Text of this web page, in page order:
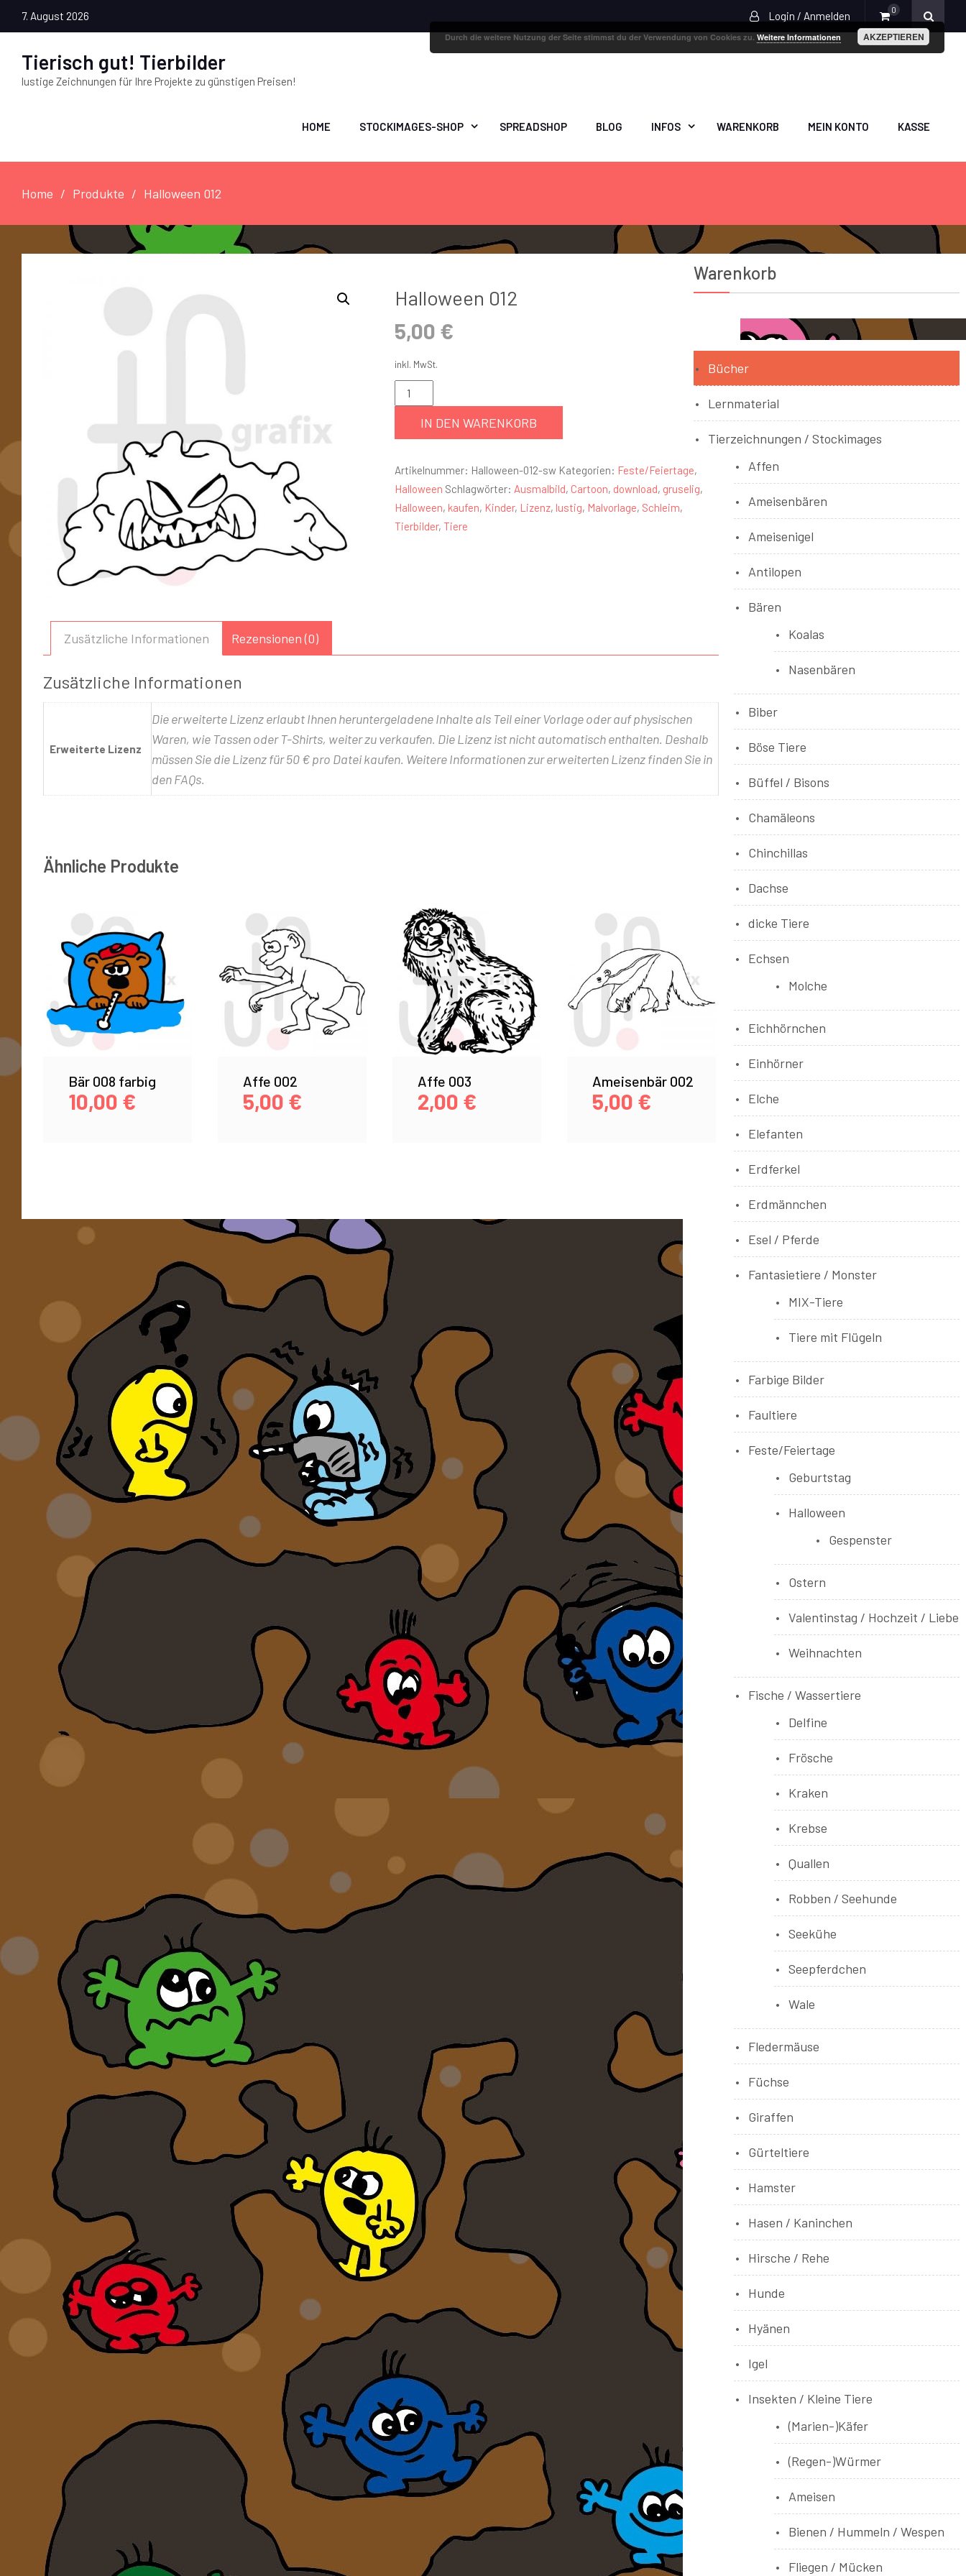
7. August 2026 Login / Anmelden 0
Tierisch gut! Tierbilder
lustige Zeichnungen für Ihre Projekte zu günstigen Preisen!
HOME STOCKIMAGES-SHOP SPREADSHOP BLOG INFOS WARENKORB MEIN KONTO KASSE
Home Produkte Halloween 012
Halloween 012
5,00 €
inkl. MwSt.
IN DEN WARENKORB
Artikelnummer: Halloween-012-sw Kategorien: Feste/Feiertage,
Halloween Schlagwörter: Ausmalbild, Cartoon, download, gruselig,
Halloween, kaufen, Kinder, Lizenz, lustig, Malvorlage, Schleim,
Tierbilder, Tiere
Zusätzliche Informationen Rezensionen (0)
Zusätzliche Informationen
Erweiterte Lizenz
Die erweiterte Lizenz erlaubt Ihnen heruntergeladene Inhalte als Teil einer Vorlage oder auf physischen
Waren, wie Tassen oder T-Shirts, weiter zu verkaufen. Die Lizenz ist nicht automatisch enthalten. Deshalb
müssen Sie die Lizenz für 50 € pro Datei kaufen. Weitere Informationen zur erweiterten Lizenz finden Sie in
den FAQs.
Ähnliche Produkte
Bär 008 farbig
10,00 €
Affe 002
5,00 €
Affe 003
2,00 €
Ameisenbär 002
5,00 €
Warenkorb
Bücher
Lernmaterial
Tierzeichnungen / Stockimages
Affen
Ameisenbären
Ameisenigel
Antilopen
Bären
Koalas
Nasenbären
Biber
Böse Tiere
Büffel / Bisons
Chamäleons
Chinchillas
Dachse
dicke Tiere
Echsen
Molche
Eichhörnchen
Einhörner
Elche
Elefanten
Erdferkel
Erdmännchen
Esel / Pferde
Fantasietiere / Monster
MIX-Tiere
Tiere mit Flügeln
Farbige Bilder
Faultiere
Feste/Feiertage
Geburtstag
Halloween
Gespenster
Ostern
Valentinstag / Hochzeit / Liebe
Weihnachten
Fische / Wassertiere
Delfine
Frösche
Kraken
Krebse
Quallen
Robben / Seehunde
Seekühe
Seepferdchen
Wale
Fledermäuse
Füchse
Giraffen
Gürteltiere
Hamster
Hasen / Kaninchen
Hirsche / Rehe
Hunde
Hyänen
Igel
Insekten / Kleine Tiere
(Marien-)Käfer
(Regen-)Würmer
Ameisen
Bienen / Hummeln / Wespen
Fliegen / Mücken
Durch die weitere Nutzung der Seite stimmst du der Verwendung von Cookies zu. Weitere Informationen AKZEPTIEREN